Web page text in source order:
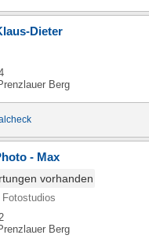
Dieter
Berg
- Max
vorhanden
Fotostudios
Berg